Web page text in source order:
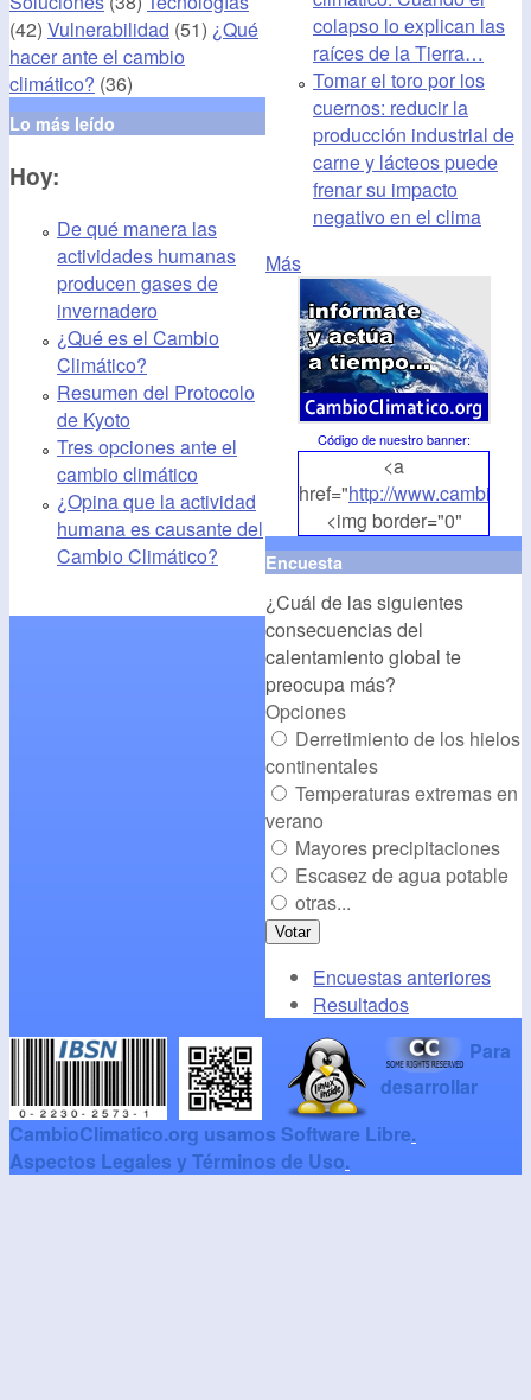
(42) Vulnerabilidad (51) ¿Qué
hacer ante el cambio
climático? (36)
Lo más leído
Hoy:
De qué manera las
actividades humanas
producen gases de
invernadero
¿Qué es el Cambio
Climático?
Resumen del Protocolo
de Kyoto
Tres opciones ante el
cambio climático
¿Opina que la actividad
humana es causante del
Cambio Climático?
colapso lo explican las
raíces de la Tierra…
Tomar el toro por los
cuernos: reducir la
producción industrial de
carne y lácteos puede
frenar su impacto
negativo en el clima
Más
Código de nuestro banner:
<a
href="http://
<img border="0"
align="middle"
src="http://
alt="CambioClimatico.org"
/></a>
Encuesta
¿Cuál de las siguientes
consecuencias del
calentamiento global te
preocupa más?
Opciones
Derretimiento de los hielos
continentales
Temperaturas extremas en
verano
Mayores precipitaciones
Escasez de agua potable
otras...
Encuestas anteriores
Resultados
Para
desarrollar
CambioClimatico.org usamos Software Libre.
Aspectos Legales y Términos de Uso.